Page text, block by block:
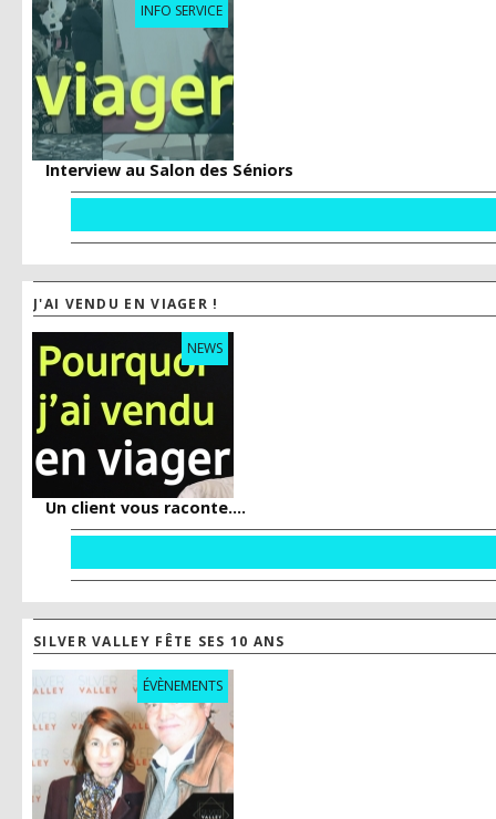
INFO SERVICE
Interview au Salon des Séniors
J'AI VENDU EN VIAGER !
NEWS
Un client vous raconte....
SILVER VALLEY FÊTE SES 10 ANS
ÉVÈNEMENTS